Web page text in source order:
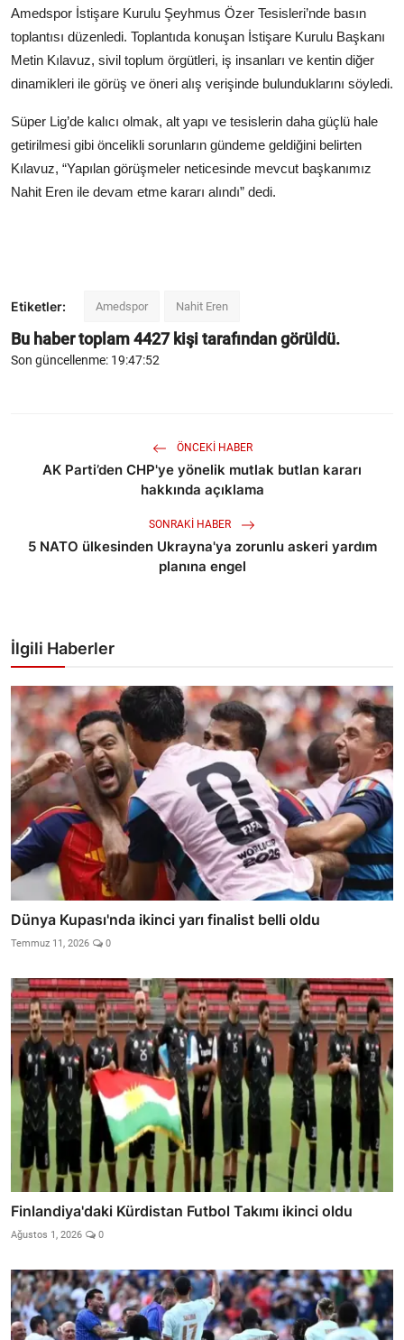
Amedspor İstişare Kurulu Şeyhmus Özer Tesisleri’nde basın
toplantısı düzenledi. Toplantıda konuşan İstişare Kurulu Başkanı
Metin Kılavuz, sivil toplum örgütleri, iş insanları ve kentin diğer
dinamikleri ile görüş ve öneri alış verişinde bulunduklarını söyledi.
Süper Lig’de kalıcı olmak, alt yapı ve tesislerin daha güçlü hale
getirilmesi gibi öncelikli sorunların gündeme geldiğini belirten
Kılavuz, “Yapılan görüşmeler neticesinde mevcut başkanımız
Nahit Eren ile devam etme kararı alındı” dedi.
Etiketler: Amedspor Nahit Eren
Bu haber toplam4427kişi tarafından görüldü.
Son güncellenme: 19:47:52
ÖNCEKI HABER
AK Parti’den CHP'ye yönelik mutlak butlan kararı
hakkında açıklama
SONRAKI HABER
5 NATO ülkesinden Ukrayna'ya zorunlu askeri yardım
planına engel
İlgili Haberler
Dünya Kupası'nda ikinci yarı finalist belli oldu
Temmuz 11, 2026 0
Finlandiya'daki Kürdistan Futbol Takımı ikinci oldu
Ağustos 1, 2026 0